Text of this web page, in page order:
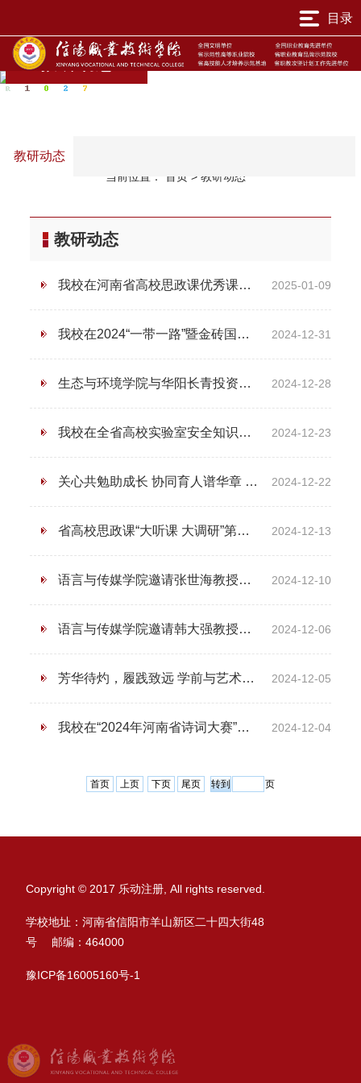
目录
教研动态
当前位置： 首页 > 教研动态
教研动态
教研动态
我校在河南省高校思政课优秀课程资源评选活动中再创佳绩 2025-01-09
我校在2024“一带一路”暨金砖国家技能发展与技术创新大赛首届心理健康与职业发展（AI赋能）赛项荣获佳绩 2024-12-31
生态与环境学院与华阳长青投资有限公司举行校企合作签约仪式 2024-12-28
我校在全省高校实验室安全知识与技能大赛中再获佳绩 2024-12-23
关心共勉助成长 协同育人谱华章 纪委书记蒋有红赴信阳市百花幼儿园看望顶岗实践教师 2024-12-22
省高校思政课“大听课 大调研”第十七调研组莅临我校听课调研 2024-12-13
语言与传媒学院邀请张世海教授来我校作专题讲座 2024-12-10
语言与传媒学院邀请韩大强教授来校作专题讲座 2024-12-06
芳华待灼，履践致远 学前与艺术教育学院见习工作圆满结束 2024-12-05
我校在“2024年河南省诗词大赛”总决赛中斩获佳绩 2024-12-04
首页 上页 下页 尾页 页
Copyright © 2017 乐动注册, All rights reserved.
学校地址：河南省信阳市羊山新区二十四大街48
号 邮编：464000
豫ICP备16005160号-1